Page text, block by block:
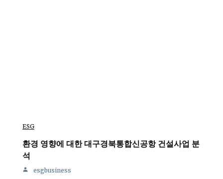
ESG
환경 영향에 대한 대구경북통합신공항 건설사업 분
석
esgbusiness